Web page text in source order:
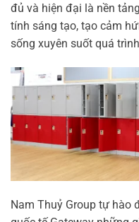
đủ và hiện đại là nền
tính sáng tạo, tạo cảm
sống xuyên suốt quá
Nam Thuỷ Group tự hào